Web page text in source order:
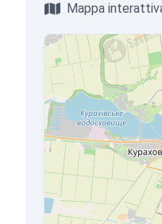
Mappa